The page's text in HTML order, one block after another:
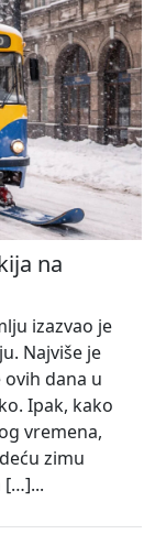
na
izazvao je
Najviše je
dana u
Ipak, kako
vremena,
zimu
[…]...